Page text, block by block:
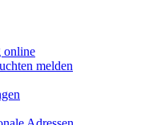
online
melden